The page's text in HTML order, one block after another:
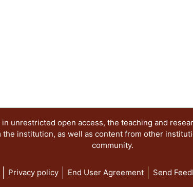
unrestricted open access, the teaching and
institution, as well as content from other
community.
Privacy policy End User Agreement Send